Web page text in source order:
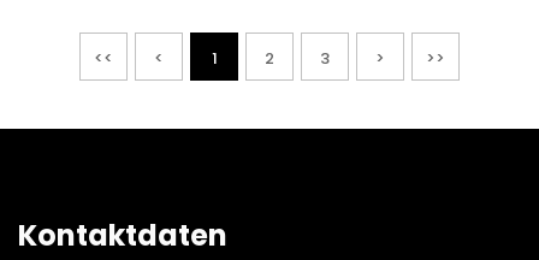
<< < 1 2 3 > >>
Kontaktdaten